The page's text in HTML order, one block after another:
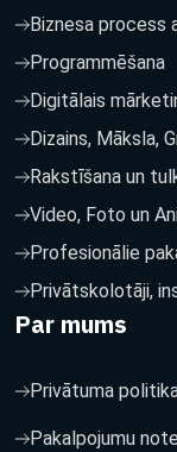
Biznesa process
Programmēšana
Digitālais
Dizains, Māksla,
Rakstīšana un
Video, Foto un
Profesionālie
Privātskolotāji,
Par mums
Privātuma
Pakalpojumu